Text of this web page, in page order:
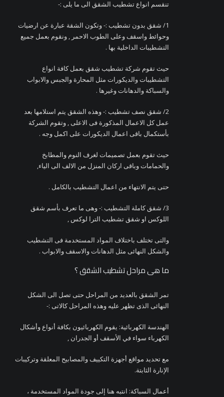
تنقسم انواع تشطيب الشقق الى ما يلى :-
1/ شقق بدون تشطيب :- وتكون الشقة عبارة عن ارضيات
وحوائط واسقف وعلى الطوب الاحمر , ونقوم بعمل جميع
التشطيبات الداخلية بها .
حيث تقوم شركة تشطيب شقق بعمل كافة انواع
التشطيبات والديكورات مثل المحارة والجبس والابواب
والسباكة والدهانات وغيرها .
2/ شقق نصف تشطيب :- وهذه الشقق يتم استلامها بعد
عمل كل الاعمال المذكورة فى الاعلى , وتقوم الشركة
بأستكمال باقى اعمال الديكورات على اكمل وجه .
حيث تقوم بعمل تصميمات لغرف النوم والمطابخ
والحمامات وباقى اركان المنزل من الالف الى الياء,
حتى يتم الانتهاء من اعمال التشطيب بالكامل .
3/ شقق كاملة التشطيب :- وهى ما تعرف بأسم شقق
اللوكس او شقق تشطيب الترا لوكس ,
والتى تختلف باختلاف المواد المستخدمة فى التشطيب
والشكل النهائى مثل الدهانات والاسقف والابواب .
ما هى مراحل تشطيب الشقق ؟
تمر الشقق بالعديد من المراحل حتى تصل الى الشكل
النهائى الذى تظهر عليه وهذه المراحل كالاتى :-
الهندسة الكهربائية: يقوم الكهربائيون بكافة أنواع وأشكال
الكهرباء سواء في الأسقف أو الجدران ,
مع تحديد مواقع أجهزة التكييف والمصابيح المعلقة وتركيبات
الإنارة الثابتة.
أعمال السباكة: انتبه هنا إلى جودة المواد المستخدمة ،